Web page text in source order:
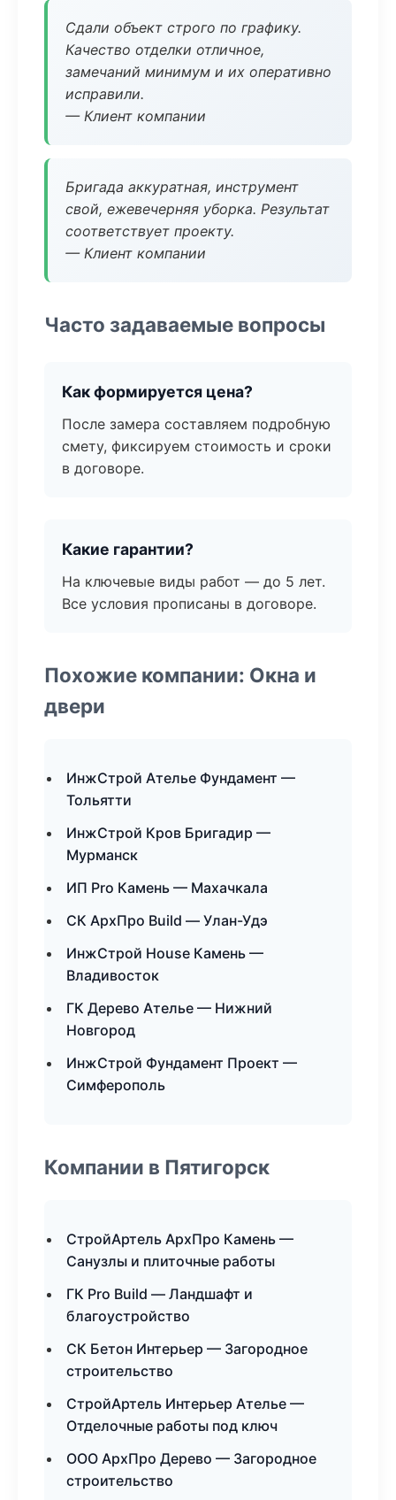
Сдали объект строго по графику.
Качество отделки отличное,
замечаний минимум и их оперативно
исправили.
— Клиент компании
Бригада аккуратная, инструмент
свой, ежевечерняя уборка. Результат
соответствует проекту.
— Клиент компании
Часто задаваемые вопросы
Как формируется цена?
После замера составляем подробную
смету, фиксируем стоимость и сроки
в договоре.
Какие гарантии?
На ключевые виды работ — до 5 лет.
Все условия прописаны в договоре.
Похожие компании: Окна и
двери
ИнжСтрой Ателье Фундамент —
Тольятти
ИнжСтрой Кров Бригадир —
Мурманск
ИП Pro Камень — Махачкала
СК АрхПро Build — Улан-Удэ
ИнжСтрой House Камень —
Владивосток
ГК Дерево Ателье — Нижний
Новгород
ИнжСтрой Фундамент Проект —
Симферополь
Компании в Пятигорск
СтройАртель АрхПро Камень —
Санузлы и плиточные работы
ГК Pro Build — Ландшафт и
благоустройство
СК Бетон Интерьер — Загородное
строительство
СтройАртель Интерьер Ателье —
Отделочные работы под ключ
ООО АрхПро Дерево — Загородное
строительство